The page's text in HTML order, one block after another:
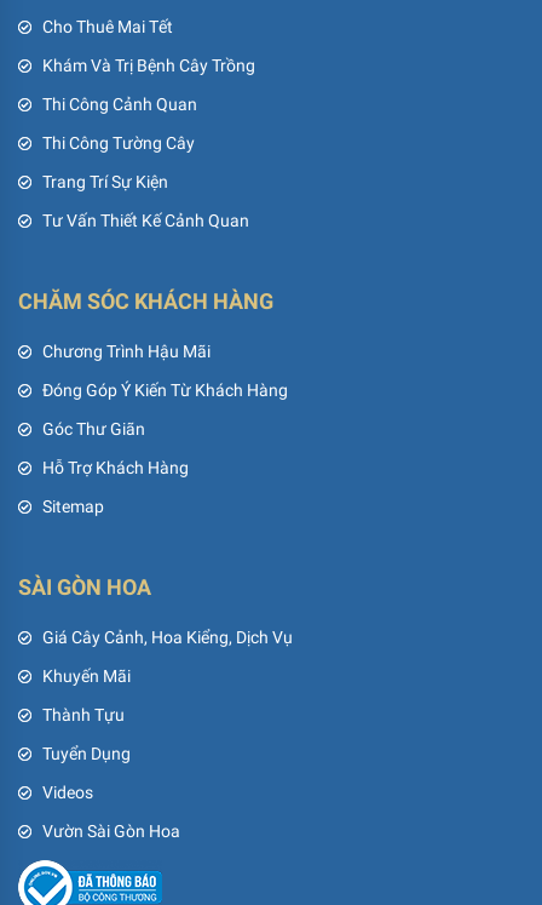
Cho Thuê Mai Tết
Khám Và Trị Bệnh Cây Trồng
Thi Công Cảnh Quan
Thi Công Tường Cây
Trang Trí Sự Kiện
Tư Vấn Thiết Kế Cảnh Quan
CHĂM SÓC KHÁCH HÀNG
Chương Trình Hậu Mãi
Đóng Góp Ý Kiến Từ Khách Hàng
Góc Thư Giãn
Hỗ Trợ Khách Hàng
Sitemap
SÀI GÒN HOA
Giá Cây Cảnh, Hoa Kiểng, Dịch Vụ
Khuyến Mãi
Thành Tựu
Tuyển Dụng
Videos
Vườn Sài Gòn Hoa